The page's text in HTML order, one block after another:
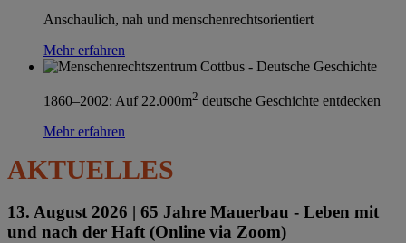
Anschaulich, nah und menschenrechtsorientiert
Mehr erfahren
1860–2002: Auf 22.000m2 deutsche Geschichte entdecken
Mehr erfahren
AKTUELLES
13. August 2026 | 65 Jahre Mauerbau - Leben mit
und nach der Haft (Online via Zoom)